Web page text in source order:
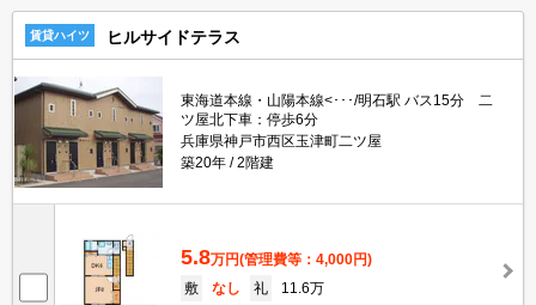
賃貸ハイツ ヒルサイドテラス
東海道本線・山陽本線<･･･/明石駅 バス15分 二
ツ屋北下車：停歩6分
兵庫県神戸市西区玉津町二ツ屋
築20年
2階建
5.8万円(管理費等：4,000円)
敷
なし 礼
11.6万